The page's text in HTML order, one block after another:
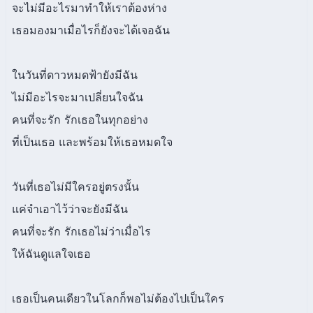
จะไม่มีอะไรมาทำให้เราต้องห่าง
เธอมองมาเมื่อไรก็ยังจะได้เจอฉัน
ในวันที่ดาวหมดฟ้ายังมีฉัน
ไม่มีอะไรจะมาเปลี่ยนใจฉัน
คนที่จะรัก รักเธอในทุกอย่าง
ที่เป็นเธอ และพร้อมให้เธอหมดใจ
วันที่เธอไม่มีใครอยู่ตรงนั้น
แค่จำเอาไว้ว่าจะยังมีฉัน
คนที่จะรัก รักเธอไม่ว่าเมื่อไร
ให้ฉันดูแลใจเธอ
เธอเป็นคนเดียวในโลกก็พอไม่ต้องไปเป็นใคร